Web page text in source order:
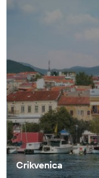
Crikvenica